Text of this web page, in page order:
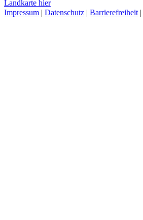
Landkarte hier
Impressum | Datenschutz | Barrierefreiheit |